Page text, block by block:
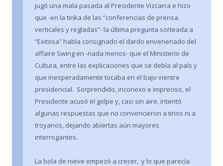
jugó una mala pasada al Presidente Vizcarra e hizo
que -en la tinka de las “conferencias de prensa
verticales y regladas”- la última pregunta sorteada a
“Exitosa” había consignado el dardo envenenado del
affaire Swing en -nada menos- que el Ministerio de
Cultura, entre las explicaciones que se debía al país y
que inesperadamente tocaba en el bajo vientre
presidencial. Sorprendido, inconexo e impreciso, el
Presidente acusó el golpe y, casi sin aire, intentó
algunas respuestas que no convencieron a tirios ni a
troyanos, dejando abiertas aún mayores
interrogantes.
La bola de nieve empezó a crecer, y lo que parecía